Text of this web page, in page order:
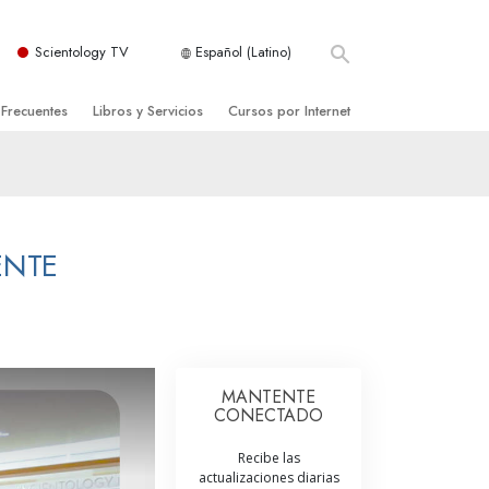
Scientology TV Español (Latino)
de Scientology
Libros y Servicios
Introductorias
Cursos por Internet
La Integridad y la Honestidad
El Matrimonio
La Escala Tonal Emocional
MANTENTE
CONECTADO
Recibe las
actualizaciones diarias